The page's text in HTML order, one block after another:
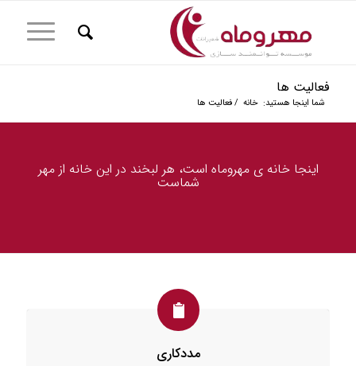
فعالیت ها
شما اینجا هستید: خانه / فعالیت ها
اینجا خانه ی مهروماه است، هر لبخند در این خانه از مهر
شماست
مددکاری